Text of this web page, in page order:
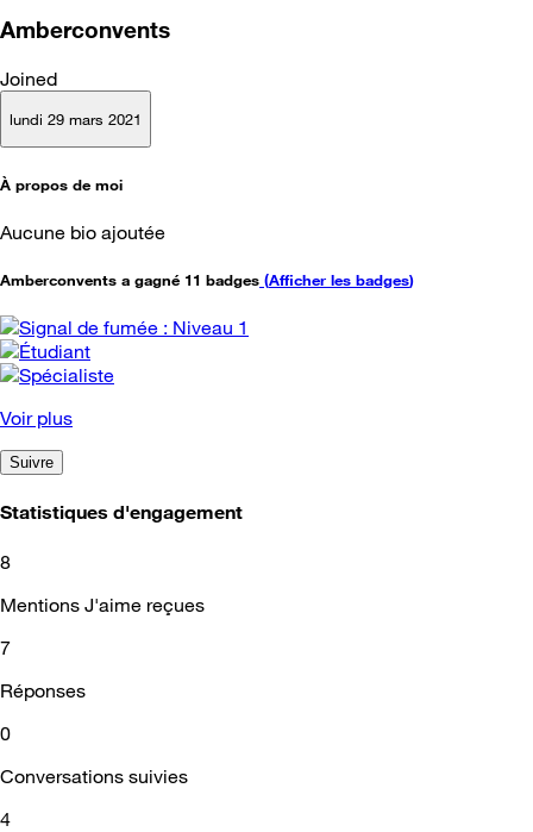
Amberconvents
Joined
lundi 29 mars 2021
À propos de moi
Aucune bio ajoutée
Amberconvents a gagné 11 badges (Afficher les badges)
Voir plus
Suivre
Statistiques d'engagement
8
Mentions J'aime reçues
7
Réponses
0
Conversations suivies
4